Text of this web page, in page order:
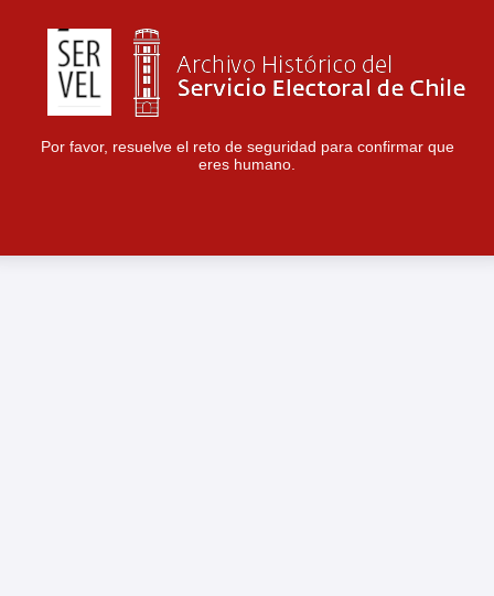
Por favor, resuelve el reto de seguridad para confirmar que
eres humano.